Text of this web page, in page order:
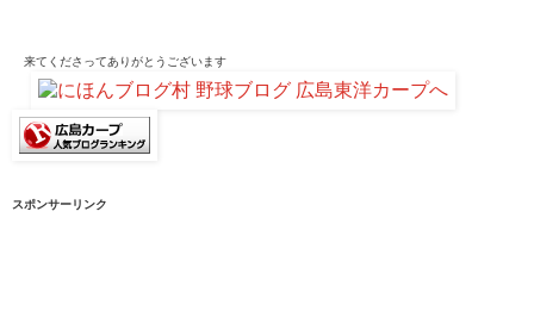
来てくださってありがとうございます
スポンサーリンク